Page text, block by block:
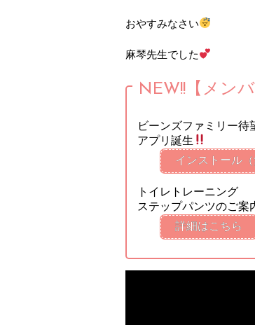
おやすみなさい
麻琴先生でした
NEW!!【メンバ
ビーンズファミリー待
アプリ誕生
インストール（
トイレトレーニング
ステップパンツのご案
詳細はこちら